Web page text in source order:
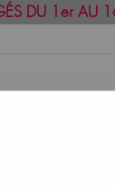
DU 1er AU